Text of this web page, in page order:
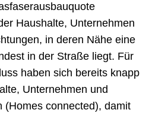
Haushalte, Unternehmen
in deren Nähe eine
in der Straße liegt. Für
haben sich bereits knapp
Unternehmen und
(Homes connected), damit